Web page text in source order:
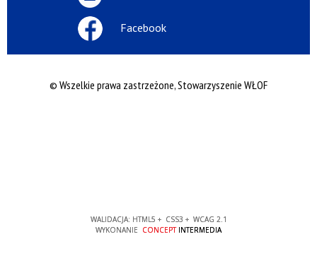
Facebook
© Wszelkie prawa zastrzeżone, Stowarzyszenie WŁOF
WALIDACJA: HTML5 + CSS3 + WCAG 2.1
WYKONANIE CONCEPTINTERMEDIA